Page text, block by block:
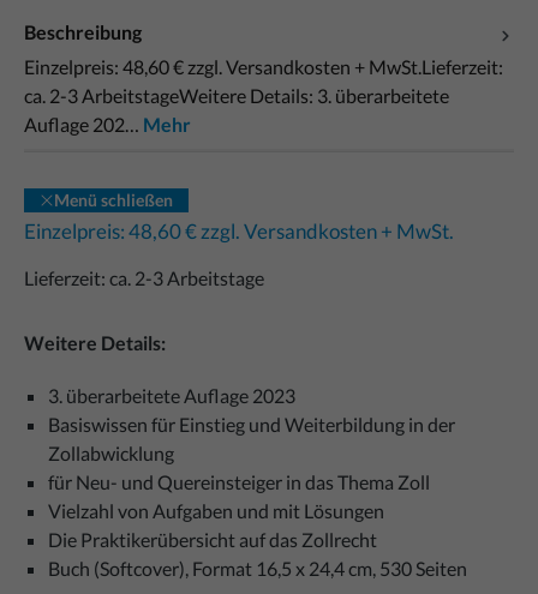
Beschreibung
Einzelpreis: 48,60 € zzgl. Versandkosten + MwSt.Lieferzeit:
ca. 2-3 ArbeitstageWeitere Details: 3. überarbeitete
Auflage 202… Mehr
Menü schließen
Einzelpreis: 48,60 € zzgl. Versandkosten + MwSt.
Lieferzeit: ca. 2-3 Arbeitstage
Weitere Details:
3. überarbeitete Auflage 2023
Basiswissen für Einstieg und Weiterbildung in der
Zollabwicklung
für Neu- und Quereinsteiger in das Thema Zoll
Vielzahl von Aufgaben und mit Lösungen
Die Praktikerübersicht auf das Zollrecht
Buch (Softcover), Format 16,5 x 24,4 cm, 530 Seiten